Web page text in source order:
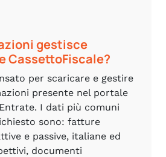
gestisce
CassettoFiscale?
per scaricare e gestire
presente nel portale
I dati più comuni
sono: fatture
e passive, italiane ed
documenti